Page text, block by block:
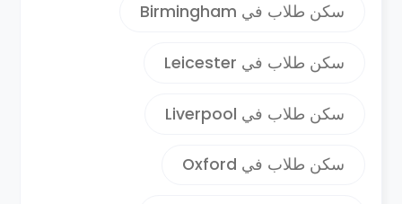
سكن طلاب في Birmingham
سكن طلاب في Leicester
سكن طلاب في Liverpool
سكن طلاب في Oxford